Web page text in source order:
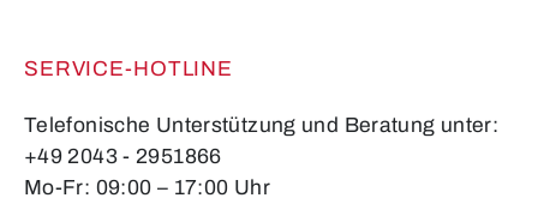
SERVICE-HOTLINE
Telefonische Unterstützung und Beratung unter:
+49 2043 - 2951866
Mo-Fr: 09:00 – 17:00 Uhr